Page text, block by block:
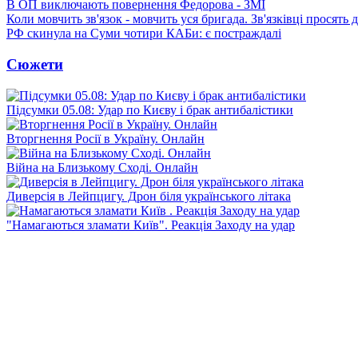
В ОП виключають повернення Федорова - ЗМІ
Коли мовчить зв'язок - мовчить уся бригада. Зв'язківці просять
РФ скинула на Суми чотири КАБи: є постраждалі
Сюжети
Підсумки 05.08: Удар по Києву і брак антибалістики
Вторгнення Росії в Україну. Онлайн
Війна на Близькому Сході. Онлайн
Диверсія в Лейпцигу. Дрон біля українського літака
"Намагаються зламати Київ". Реакція Заходу на удар